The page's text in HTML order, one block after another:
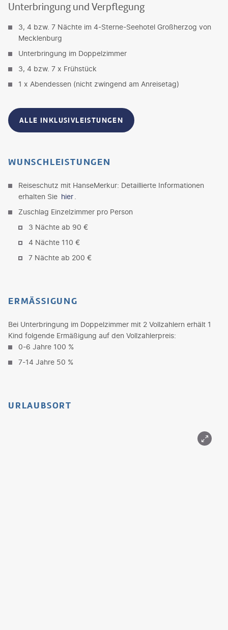
Unterbringung und Verpflegung
3, 4 bzw. 7 Nächte im 4-Sterne-Seehotel Großherzog von
Mecklenburg
Unterbringung im Doppelzimmer
3, 4 bzw. 7 x Frühstück
1 x Abendessen (nicht zwingend am Anreisetag)
ALLE INKLUSIVLEISTUNGEN
WUNSCHLEISTUNGEN
Reiseschutz mit HanseMerkur: Detaillierte Informationen
erhalten Sie hier
Zuschlag Einzelzimmer pro Person
3 Nächte ab 90 €
4 Nächte 110 €
7 Nächte ab 200 €
ERMÄSSIGUNG
Bei Unterbringung im Doppelzimmer mit 2 Vollzahlern erhält 1
Kind folgende Ermäßigung auf den Vollzahlerpreis:
0-6 Jahre 100 %
7-14 Jahre 50 %
URLAUBSORT